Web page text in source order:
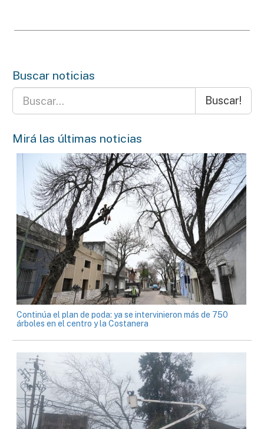
Buscar noticias
Buscar!
Mirá las últimas noticias
Continúa el plan de poda: ya se intervinieron más de 750
árboles en el centro y la Costanera